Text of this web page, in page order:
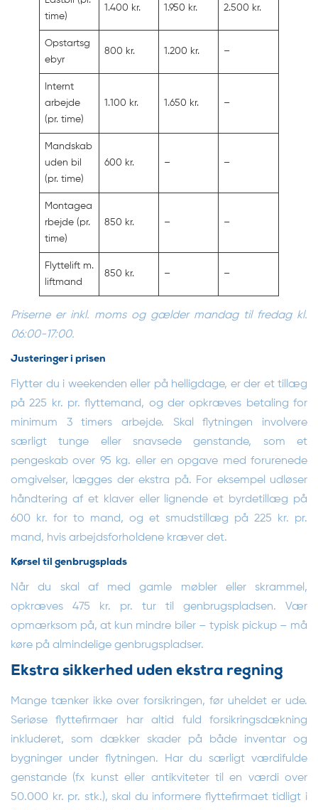
time)
1.400 kr. 1.950 kr. 2.500 kr.
Opstartsg
ebyr
800 kr. 1.200 kr. –
Internt
arbejde
(pr. time)
1.100 kr. 1.650 kr. –
Mandskab
uden bil
(pr. time)
600 kr. – –
Montagea
rbejde (pr.
time)
850 kr. – –
Flyttelift m.
liftmand
850 kr. – –
Priserne er inkl. moms og gælder mandag til fredag kl.
06:00-17:00.
Justeringer i prisen
Flytter du i weekenden eller på helligdage, er der et tillæg
på 225 kr. pr. flyttemand, og der opkræves betaling for
minimum 3 timers arbejde. Skal flytningen involvere
særligt tunge eller snavsede genstande, som et
pengeskab over 95 kg. eller en opgave med forurenede
omgivelser, lægges der ekstra på. For eksempel udløser
håndtering af et klaver eller lignende et byrdetillæg på
600 kr. for to mand, og et smudstillæg på 225 kr. pr.
mand, hvis arbejdsforholdene kræver det.
Kørsel til genbrugsplads
Når du skal af med gamle møbler eller skrammel,
opkræves 475 kr. pr. tur til genbrugspladsen. Vær
opmærksom på, at kun mindre biler – typisk pickup – må
køre på almindelige genbrugspladser.
Ekstra sikkerhed uden ekstra regning
Mange tænker ikke over forsikringen, før uheldet er ude.
Seriøse flyttefirmaer har altid fuld forsikringsdækning
inkluderet, som dækker skader på både inventar og
bygninger under flytningen. Har du særligt værdifulde
genstande (fx kunst eller antikviteter til en værdi over
50.000 kr. pr. stk.), skal du informere flyttefirmaet tidligt i